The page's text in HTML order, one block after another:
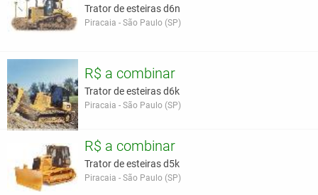
Trator de esteiras d6n
Piracaia - São Paulo (SP)
R$ a combinar
Trator de esteiras d6k
Piracaia - São Paulo (SP)
R$ a combinar
Trator de esteiras d5k
Piracaia - São Paulo (SP)